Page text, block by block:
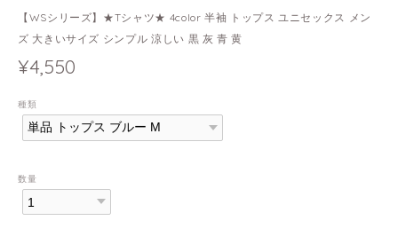
【WSシリーズ】★Tシャツ★ 4color 半袖 トップス ユニセックス メン
ズ 大きいサイズ シンプル 涼しい 黒 灰 青 黄
¥4,550
種類
数量